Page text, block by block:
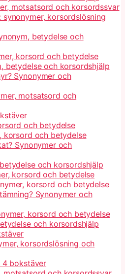
motsatsord och korsordssvar
synonymer, korsordslösning
betydelse och
korsord och betydelse
betydelse och korsordshjälp
Synonymer och
motsatsord och
och betydelse
korsord och betydelse
Synonymer och
och korsordshjälp
korsord och betydelse
korsord och betydelse
Synonymer och
korsord och betydelse
och korsordshjälp
korsordslösning och
4 bokstäver